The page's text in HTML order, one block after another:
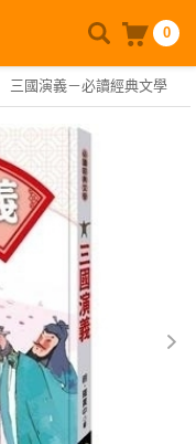
0
三國演義－必讀經典文學